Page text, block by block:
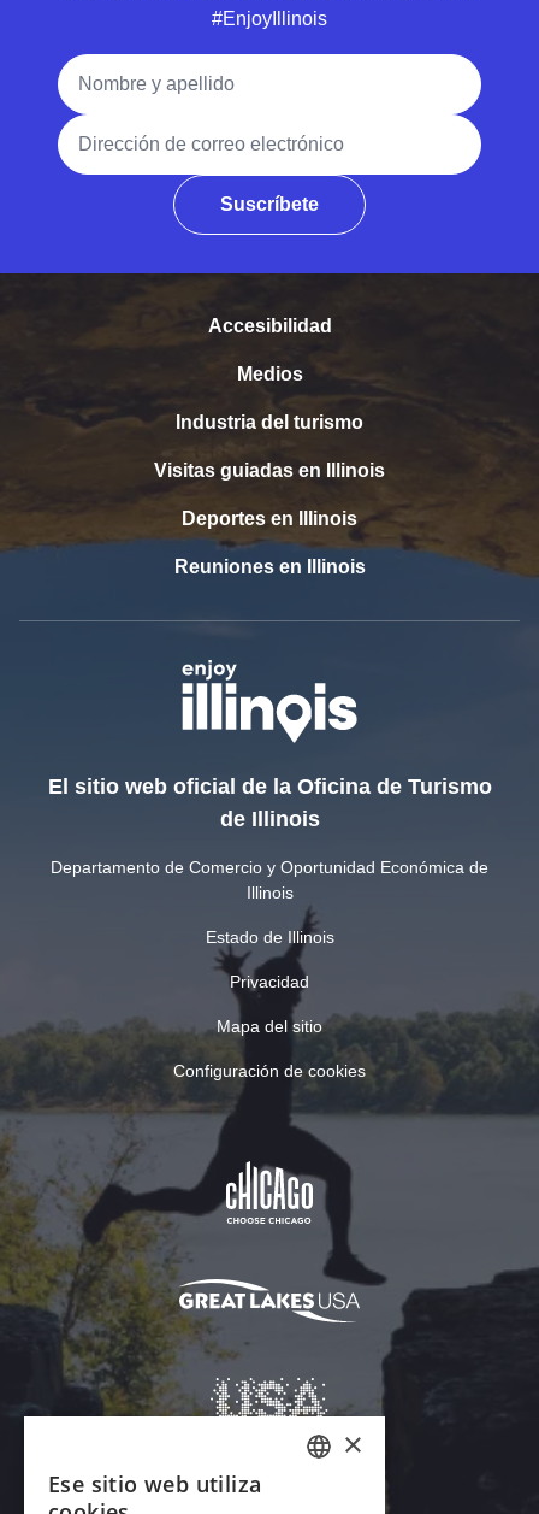
#EnjoyIllinois
Nombre y apellido
Dirección de correo electrónico
Suscríbete
Accesibilidad
Medios
Industria del turismo
Visitas guiadas en Illinois
Deportes en Illinois
Reuniones en Illinois
El sitio web oficial de la Oficina de Turismo
de Illinois
Departamento de Comercio y Oportunidad Económica de
Illinois
Estado de Illinois
Privacidad
Mapa del sitio
Configuración de cookies